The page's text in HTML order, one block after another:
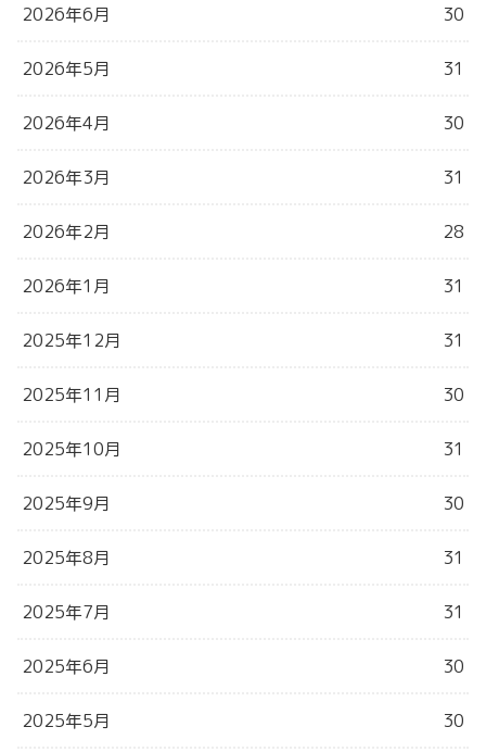
2026年6月 30
2026年5月 31
2026年4月 30
2026年3月 31
2026年2月 28
2026年1月 31
2025年12月 31
2025年11月 30
2025年10月 31
2025年9月 30
2025年8月 31
2025年7月 31
2025年6月 30
2025年5月 30